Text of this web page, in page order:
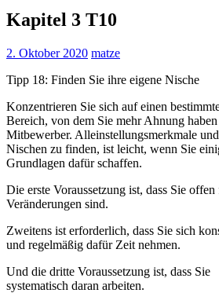
Kapitel 3 T10
2. Oktober 2020 matze
Tipp 18: Finden Sie ihre eigene Nische
Konzentrieren Sie sich auf einen
Bereich, von dem Sie mehr Ahnung
Mitbewerber. Alleinstellungsmerkmale und
Nischen zu finden, ist leicht, wenn Sie
Grundlagen dafür schaffen.
Die erste Voraussetzung ist, dass Sie offen
Veränderungen sind.
Zweitens ist erforderlich, dass Sie sich
und regelmäßig dafür Zeit nehmen.
Und die dritte Voraussetzung ist, dass Sie
systematisch daran arbeiten.